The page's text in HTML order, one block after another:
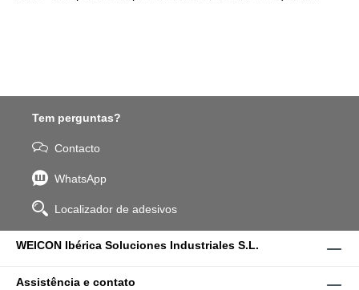
Tem perguntas?
Contacto
WhatsApp
Localizador de adesivos
WEICON Ibérica Soluciones Industriales S.L.
Assistência e contato